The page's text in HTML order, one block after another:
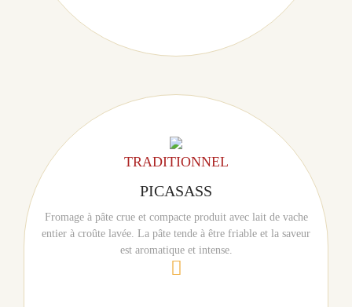
TRADITIONNEL
PICASASS
Fromage à pâte crue et compacte produit avec lait de vache
entier à croûte lavée. La pâte tende à être friable et la saveur
est aromatique et intense.